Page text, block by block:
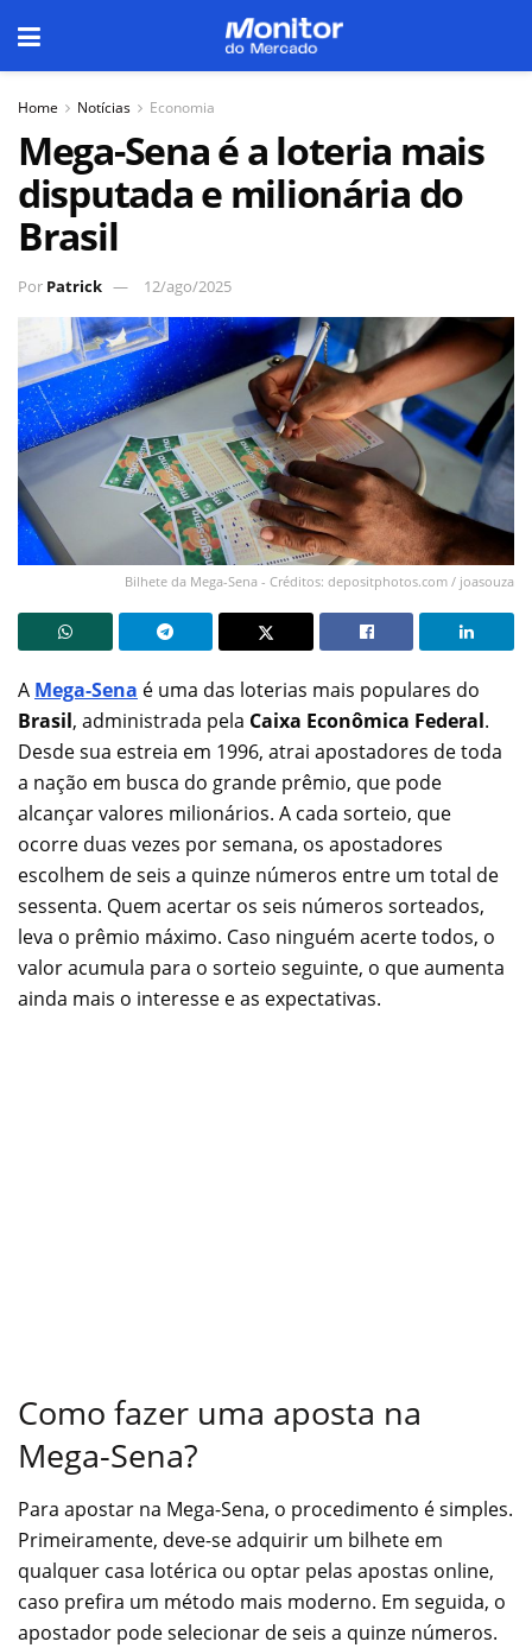
Home Notícias Economia
Mega-Sena é a loteria mais
disputada e milionária do
Brasil
Por Patrick 12/ago/2025
Bilhete da Mega-Sena - Créditos: depositphotos.com / joasouza
A Mega-Sena é uma das loterias mais populares do
Brasil, administrada pela Caixa Econômica Federal.
Desde sua estreia em 1996, atrai apostadores de toda
a nação em busca do grande prêmio, que pode
alcançar valores milionários. A cada sorteio, que
ocorre duas vezes por semana, os apostadores
escolhem de seis a quinze números entre um total de
sessenta. Quem acertar os seis números sorteados,
leva o prêmio máximo. Caso ninguém acerte todos, o
valor acumula para o sorteio seguinte, o que aumenta
ainda mais o interesse e as expectativas.
Como fazer uma aposta na
Mega-Sena?
Para apostar na Mega-Sena, o procedimento é simples.
Primeiramente, deve-se adquirir um bilhete em
qualquer casa lotérica ou optar pelas apostas online,
caso prefira um método mais moderno. Em seguida, o
apostador pode selecionar de seis a quinze números.